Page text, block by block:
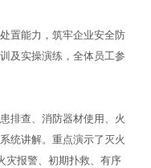
置能力，筑牢企业安全防
及实操演练，全体员工参
排查、消防器材使用、火
统讲解。重点演示了灭火
灾报警、初期扑救、有序